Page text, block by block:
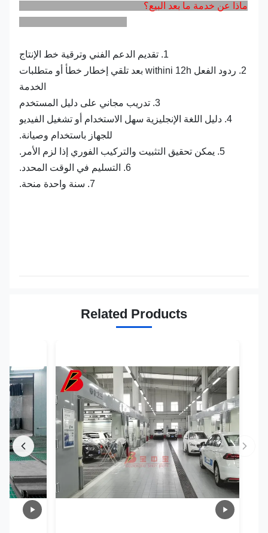
ماذا عن خدمة ما بعد البيع؟
2. ردود الفعل withini 12h بعد تلقي إخطار خطأ أو متطلبات
الخدمة
4. دليل اللغة الإنجليزية سهل الاستخدام أو تشغيل الفيديو
للجهاز باستخدام وصيانة.
Related Products